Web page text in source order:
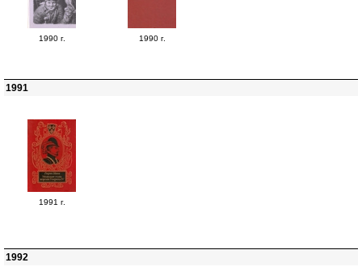
1990 г. 1990 г.
1991
1991 г.
1992